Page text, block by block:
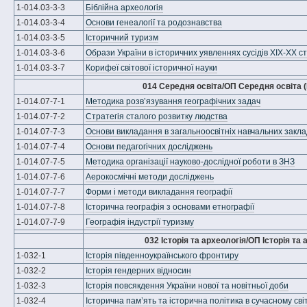
1-014.03-3-3
Біблійна археологія
1-014.03-3-4
Основи генеалогії та родознавства
1-014.03-3-5
Історичний туризм
1-014.03-3-6
Образи України в історичних уявленнях сусідів ХІХ-ХХ
1-014.03-3-7
Корифеї світової історичної науки
014 Середня освіта/ОП Середня освіта
1-014.07-7-1
Методика розв’язування географічних задач
1-014.07-7-2
Стратегія сталого розвитку людства
1-014.07-7-3
Основи викладання в загальноосвітніх навчальних
1-014.07-7-4
Основи педагогічних досліджень
1-014.07-7-5
Методика організації науково-дослідної роботи в ЗНЗ
1-014.07-7-6
Аерокосмічні методи досліджень
1-014.07-7-7
Форми і методи викладання географії
1-014.07-7-8
Історична географія з основами етнографії
1-014.07-7-9
Географія індустрії туризму
032 Історія та археологія/ОП Історія та
1-032-1
Історія південноукраїнського фронтиру
1-032-2
Історія гендерних відносин
1-032-3
Історія повсякдення України нової та новітньої доби
1-032-4
Історична пам’ять та історична політика в сучасному